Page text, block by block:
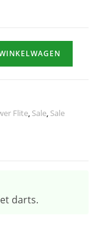
Flite, Sale, Sale
darts.